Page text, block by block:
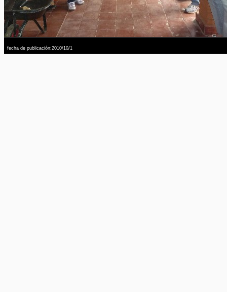
fecha de publicación:2010/10/1